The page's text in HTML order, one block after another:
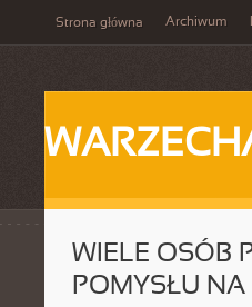
Strona główna Archiwum
WIELE OSÓB
POMYSŁU